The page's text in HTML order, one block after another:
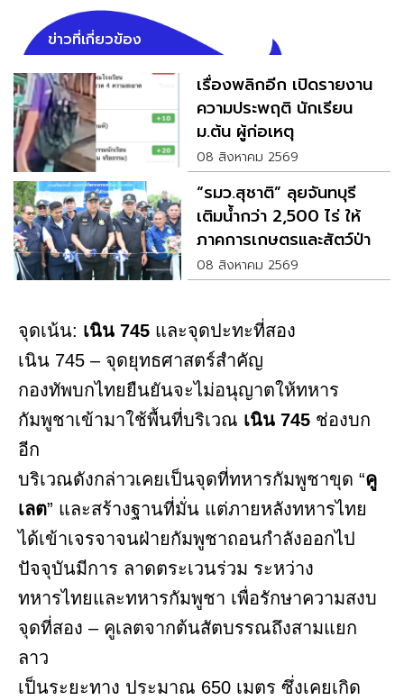
ข่าวที่เกี่ยวข้อง
เรื่องพลิกอีก เปิดรายงาน
ความประพฤติ นักเรียน
ม.ต้น ผู้ก่อเหตุ
08 สิงหาคม 2569
“รมว.สุชาติ” ลุยจันทบุรี
เติมน้ำกว่า 2,500 ไร่ ให้
ภาคการเกษตรและสัตว์ป่า
08 สิงหาคม 2569
จุดเน้น: เนิน 745 และจุดปะทะที่สอง
เนิน 745 – จุดยุทธศาสตร์สำคัญ
กองทัพบกไทยยืนยันจะไม่อนุญาตให้ทหาร
กัมพูชาเข้ามาใช้พื้นที่บริเวณ เนิน 745 ช่องบก
อีก
บริเวณดังกล่าวเคยเป็นจุดที่ทหารกัมพูชาขุด “คู
เลต” และสร้างฐานที่มั่น แต่ภายหลังทหารไทย
ได้เข้าเจรจาจนฝ่ายกัมพูชาถอนกำลังออกไป
ปัจจุบันมีการ ลาดตระเวนร่วม ระหว่าง
ทหารไทยและทหารกัมพูชา เพื่อรักษาความสงบ
จุดที่สอง – คูเลตจากต้นสัตบรรณถึงสามแยก
ลาว
เป็นระยะทาง ประมาณ 650 เมตร ซึ่งเคยเกิด